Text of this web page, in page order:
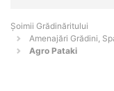
Șoimii Grădinăritului
Amenajări Grădini,
Agro Pataki